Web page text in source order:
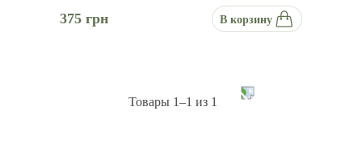
375 грн В корзину
Товары 1–1 из 1